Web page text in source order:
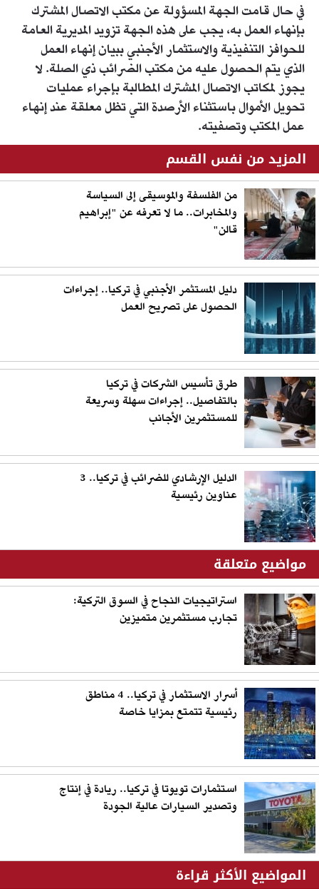
في حال قامت الجهة المسؤولة عن مكتب الاتصال المشترك
بإنهاء العمل به، يجب على هذه الجهة تزويد المديرية العامة
للحوافز التنفيذية والاستثمار الأجنبي ببيان إنهاء العمل
الذي يتم الحصول عليه من مكتب الضرائب ذي الصلة. لا
يجوز لمكاتب الاتصال المشترك المطالبة بإجراء عمليات
تحويل الأموال باستثناء الأرصدة التي تظل معلقة عند إنهاء
عمل المكتب وتصفيته.​​
المزيد من نفس القسم
من الفلسفة والموسيقى إلى السياسة
والمخابرات.. ما لا تعرفه عن "إبراهيم
قالن"
دليل المستثمر الأجنبي في تركيا.. إجراءات
الحصول على تصريح العمل
طرق تأسيس الشركات في تركيا
بالتفاصيل.. إجراءات سهلة وسريعة
للمستثمرين الأجانب
الدليل الإرشادي للضرائب في تركيا.. 3
عناوين رئيسية
مواضيع متعلقة
استراتيجيات النجاح في السوق التركية:
تجارب مستثمرين متميزين
أسرار الاستثمار في تركيا..​​​​​​​​​ 4 مناطق
رئيسية تتمتع بمزايا خاصة
استثمارات تويوتا في تركيا.. ريادة في إنتاج
وتصدير السيارات عالية الجودة
المواضيع الأكثر قراءة